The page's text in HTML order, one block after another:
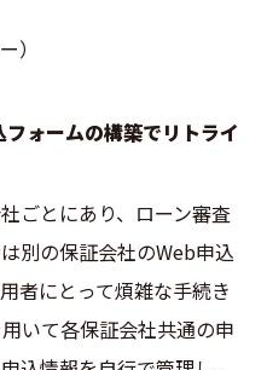
）
ォームの構築でリトライ
ごとにあり、ローン審査
別の保証会社のWeb申込
者にとって煩雑な手続き
いて各保証会社共通の申